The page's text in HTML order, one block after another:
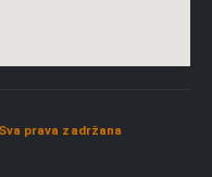
prava zadržana